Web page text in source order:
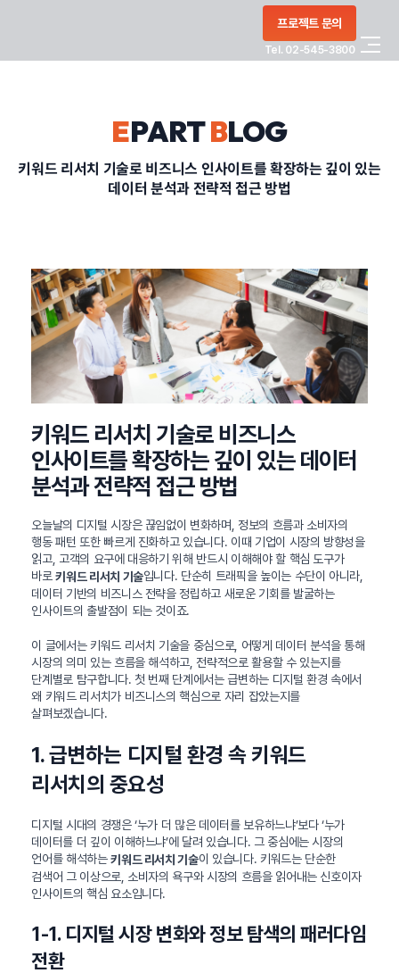
프로젝트 문의
Tel. 02-545-3800
PORTFOLIO
CONTACT
정부지원사업
EPARTBLOG
키워드 리서치 기술로 비즈니스 인사이트를 확장하는 깊이 있는
데이터 분석과 전략적 접근 방법
키워드 리서치 기술로 비즈니스
인사이트를 확장하는 깊이 있는 데이터
분석과 전략적 접근 방법
오늘날의 디지털 시장은 끊임없이 변화하며, 정보의 흐름과 소비자의
행동 패턴 또한 빠르게 진화하고 있습니다. 이때 기업이 시장의 방향성을
읽고, 고객의 요구에 대응하기 위해 반드시 이해해야 할 핵심 도구가
바로키워드 리서치 기술입니다. 단순히 트래픽을 높이는 수단이 아니라,
데이터 기반의 비즈니스 전략을 정립하고 새로운 기회를 발굴하는
인사이트의 출발점이 되는 것이죠.
이 글에서는 키워드 리서치 기술을 중심으로, 어떻게 데이터 분석을 통해
시장의 의미 있는 흐름을 해석하고, 전략적으로 활용할 수 있는지를
단계별로 탐구합니다. 첫 번째 단계에서는 급변하는 디지털 환경 속에서
왜 키워드 리서치가 비즈니스의 핵심으로 자리 잡았는지를
살펴보겠습니다.
1. 급변하는 디지털 환경 속 키워드
리서치의 중요성
디지털 시대의 경쟁은 ‘누가 더 많은 데이터를 보유하느냐’보다 ‘누가
데이터를 더 깊이 이해하느냐’에 달려 있습니다. 그 중심에는 시장의
언어를 해석하는키워드 리서치 기술이 있습니다. 키워드는 단순한
검색어 그 이상으로, 소비자의 욕구와 시장의 흐름을 읽어내는 신호이자
인사이트의 핵심 요소입니다.
1-1. 디지털 시장 변화와 정보 탐색의 패러다임
전환